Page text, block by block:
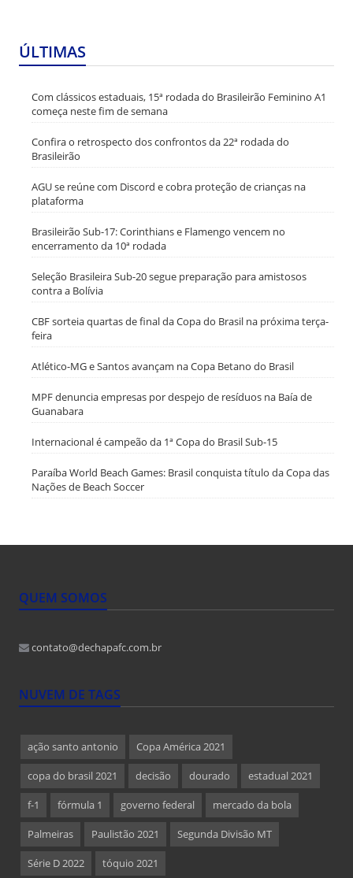
ÚLTIMAS
Com clássicos estaduais, 15ª rodada do Brasileirão Feminino A1
começa neste fim de semana
Confira o retrospecto dos confrontos da 22ª rodada do
Brasileirão
AGU se reúne com Discord e cobra proteção de crianças na
plataforma
Brasileirão Sub-17: Corinthians e Flamengo vencem no
encerramento da 10ª rodada
Seleção Brasileira Sub-20 segue preparação para amistosos
contra a Bolívia
CBF sorteia quartas de final da Copa do Brasil na próxima terça-
feira
Atlético-MG e Santos avançam na Copa Betano do Brasil
MPF denuncia empresas por despejo de resíduos na Baía de
Guanabara
Internacional é campeão da 1ª Copa do Brasil Sub-15
Paraíba World Beach Games: Brasil conquista título da Copa das
Nações de Beach Soccer
QUEM SOMOS
contato@dechapafc.com.br
NUVEM DE TAGS
ação santo antonio Copa América 2021
copa do brasil 2021 decisão dourado estadual 2021
f-1 fórmula 1 governo federal mercado da bola
Palmeiras Paulistão 2021 Segunda Divisão MT
Série D 2022 tóquio 2021